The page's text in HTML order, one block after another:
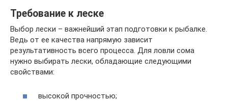
Требование к леске
Выбор лески – важнейший этап подготовки к рыбалке.
Ведь от ее качества напрямую зависит
результативность всего процесса. Для ловли сома
нужно выбирать лески, обладающие следующими
свойствами:
высокой прочностью;